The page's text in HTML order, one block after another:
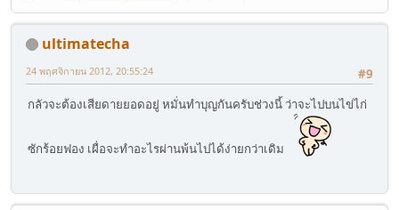
ultimatecha
#9
24 พฤศจิกายน 2012, 20:55:24
กลัวจะต้องเสียดายยอดอยู่ หมั่นทำบุญกันครับช่วงนี้ ว่าจะไปบนไข่ไก่
ซักร้อยฟอง เผื่อจะทำอะไรผ่านพ้นไปได้ง่ายกว่าเดิม